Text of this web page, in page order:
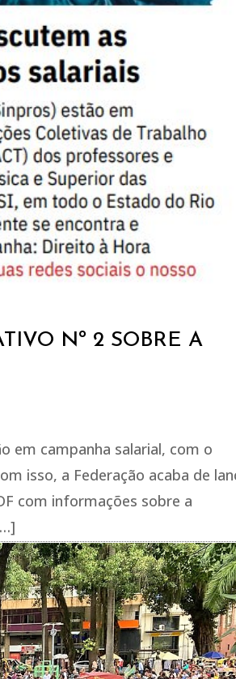
Nº 2 SOBRE A
em campanha salarial, com o
isso, a Federação acaba de
com informações sobre a